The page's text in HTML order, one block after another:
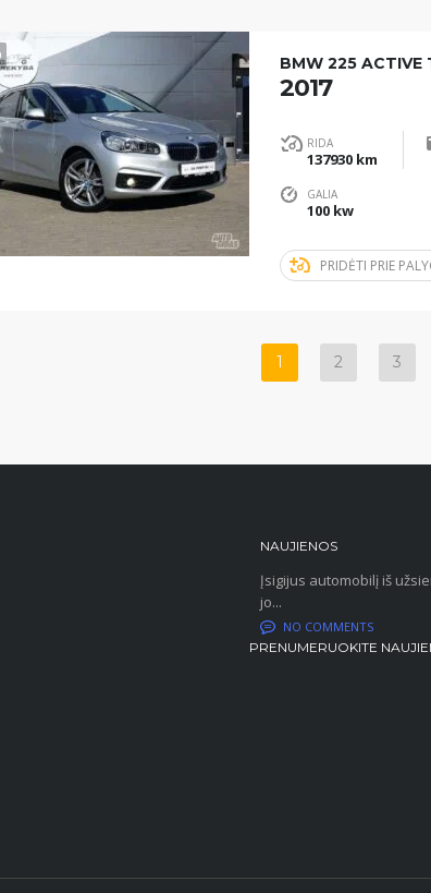
BMW 225 ACTIVE
2017
RIDA
137930 km
GALIA
100 kw
PRIDĖTI PRIE
1 2 3
NAUJIENOS
Įsigijus automobilį iš
jo...
NO COMMENTS
PRENUMERUOKITE